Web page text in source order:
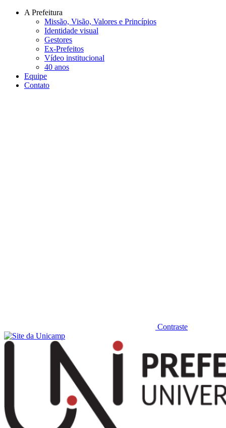
Conteúdo principal
A Prefeitura
Missão, Visão, Valores e Princípios
Identidade visual
Gestores
Ex-Prefeitos
Vídeo institucional
40 anos
Equipe
Contato
Contraste